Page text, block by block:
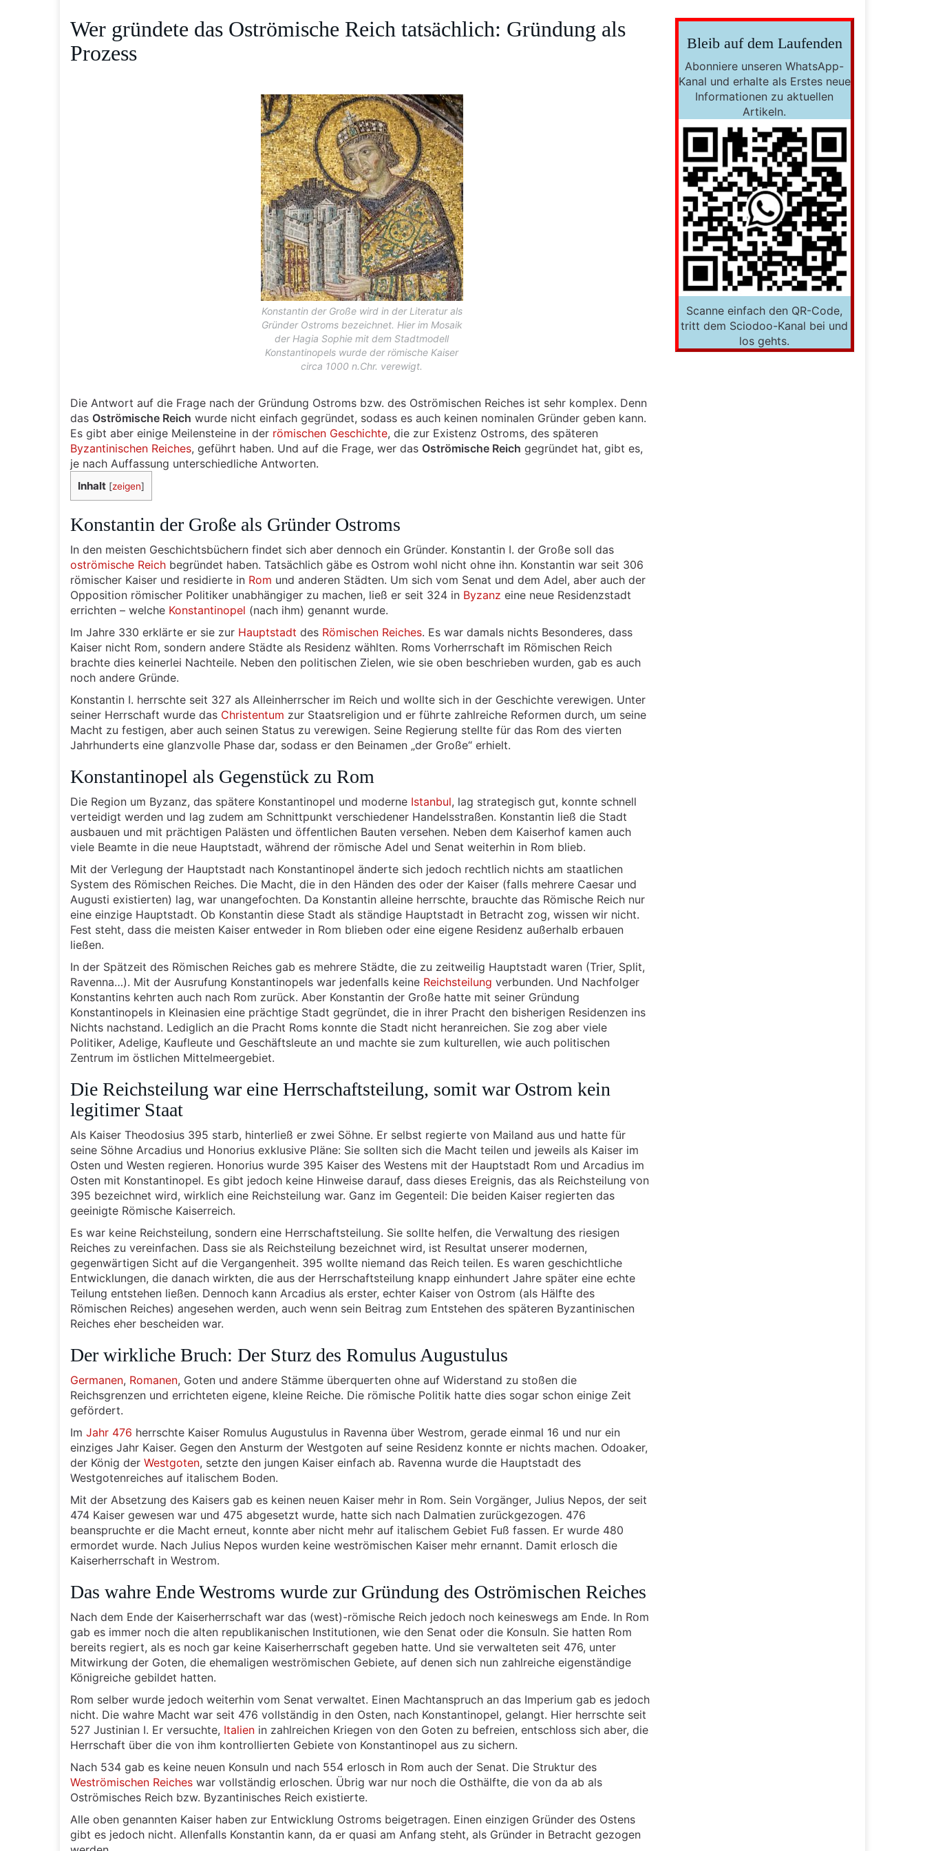
Wer gründete das Oströmische Reich tatsächlich: Gründung als
Prozess
Konstantin der Große wird in der Literatur als
Gründer Ostroms bezeichnet. Hier im Mosaik
der Hagia Sophie mit dem Stadtmodell
Konstantinopels wurde der römische Kaiser
circa 1000 n.Chr. verewigt.
Die Antwort auf die Frage nach der Gründung Ostroms bzw. des Oströmischen Reiches ist sehr komplex. Denn
das Oströmische Reich wurde nicht einfach gegründet, sodass es auch keinen nominalen Gründer geben kann.
Es gibt aber einige Meilensteine in der römischen Geschichte, die zur Existenz Ostroms, des späteren
Byzantinischen Reiches, geführt haben. Und auf die Frage, wer das Oströmische Reich gegründet hat, gibt es,
je nach Auffassung unterschiedliche Antworten.
Inhalt [zeigen]
Konstantin der Große als Gründer Ostroms
In den meisten Geschichtsbüchern findet sich aber dennoch ein Gründer. Konstantin I. der Große soll das
oströmische Reich begründet haben. Tatsächlich gäbe es Ostrom wohl nicht ohne ihn. Konstantin war seit 306
römischer Kaiser und residierte in Rom und anderen Städten. Um sich vom Senat und dem Adel, aber auch der
Opposition römischer Politiker unabhängiger zu machen, ließ er seit 324 in Byzanz eine neue Residenzstadt
errichten – welche Konstantinopel (nach ihm) genannt wurde.
Im Jahre 330 erklärte er sie zur Hauptstadt des Römischen Reiches. Es war damals nichts Besonderes, dass
Kaiser nicht Rom, sondern andere Städte als Residenz wählten. Roms Vorherrschaft im Römischen Reich
brachte dies keinerlei Nachteile. Neben den politischen Zielen, wie sie oben beschrieben wurden, gab es auch
noch andere Gründe.
Konstantin I. herrschte seit 327 als Alleinherrscher im Reich und wollte sich in der Geschichte verewigen. Unter
seiner Herrschaft wurde das Christentum zur Staatsreligion und er führte zahlreiche Reformen durch, um seine
Macht zu festigen, aber auch seinen Status zu verewigen. Seine Regierung stellte für das Rom des vierten
Jahrhunderts eine glanzvolle Phase dar, sodass er den Beinamen „der Große“ erhielt.
Konstantinopel als Gegenstück zu Rom
Die Region um Byzanz, das spätere Konstantinopel und moderne Istanbul, lag strategisch gut, konnte schnell
verteidigt werden und lag zudem am Schnittpunkt verschiedener Handelsstraßen. Konstantin ließ die Stadt
ausbauen und mit prächtigen Palästen und öffentlichen Bauten versehen. Neben dem Kaiserhof kamen auch
viele Beamte in die neue Hauptstadt, während der römische Adel und Senat weiterhin in Rom blieb.
Mit der Verlegung der Hauptstadt nach Konstantinopel änderte sich jedoch rechtlich nichts am staatlichen
System des Römischen Reiches. Die Macht, die in den Händen des oder der Kaiser (falls mehrere Caesar und
Augusti existierten) lag, war unangefochten. Da Konstantin alleine herrschte, brauchte das Römische Reich nur
eine einzige Hauptstadt. Ob Konstantin diese Stadt als ständige Hauptstadt in Betracht zog, wissen wir nicht.
Fest steht, dass die meisten Kaiser entweder in Rom blieben oder eine eigene Residenz außerhalb erbauen
ließen.
In der Spätzeit des Römischen Reiches gab es mehrere Städte, die zu zeitweilig Hauptstadt waren (Trier, Split,
Ravenna…). Mit der Ausrufung Konstantinopels war jedenfalls keine Reichsteilung verbunden. Und Nachfolger
Konstantins kehrten auch nach Rom zurück. Aber Konstantin der Große hatte mit seiner Gründung
Konstantinopels in Kleinasien eine prächtige Stadt gegründet, die in ihrer Pracht den bisherigen Residenzen ins
Nichts nachstand. Lediglich an die Pracht Roms konnte die Stadt nicht heranreichen. Sie zog aber viele
Politiker, Adelige, Kaufleute und Geschäftsleute an und machte sie zum kulturellen, wie auch politischen
Zentrum im östlichen Mittelmeergebiet.
Die Reichsteilung war eine Herrschaftsteilung, somit war Ostrom kein
legitimer Staat
Als Kaiser Theodosius 395 starb, hinterließ er zwei Söhne. Er selbst regierte von Mailand aus und hatte für
seine Söhne Arcadius und Honorius exklusive Pläne: Sie sollten sich die Macht teilen und jeweils als Kaiser im
Osten und Westen regieren. Honorius wurde 395 Kaiser des Westens mit der Hauptstadt Rom und Arcadius im
Osten mit Konstantinopel. Es gibt jedoch keine Hinweise darauf, dass dieses Ereignis, das als Reichsteilung von
395 bezeichnet wird, wirklich eine Reichsteilung war. Ganz im Gegenteil: Die beiden Kaiser regierten das
geeinigte Römische Kaiserreich.
Es war keine Reichsteilung, sondern eine Herrschaftsteilung. Sie sollte helfen, die Verwaltung des riesigen
Reiches zu vereinfachen. Dass sie als Reichsteilung bezeichnet wird, ist Resultat unserer modernen,
gegenwärtigen Sicht auf die Vergangenheit. 395 wollte niemand das Reich teilen. Es waren geschichtliche
Entwicklungen, die danach wirkten, die aus der Herrschaftsteilung knapp einhundert Jahre später eine echte
Teilung entstehen ließen. Dennoch kann Arcadius als erster, echter Kaiser von Ostrom (als Hälfte des
Römischen Reiches) angesehen werden, auch wenn sein Beitrag zum Entstehen des späteren Byzantinischen
Reiches eher bescheiden war.
Der wirkliche Bruch: Der Sturz des Romulus Augustulus
Germanen, Romanen, Goten und andere Stämme überquerten ohne auf Widerstand zu stoßen die
Reichsgrenzen und errichteten eigene, kleine Reiche. Die römische Politik hatte dies sogar schon einige Zeit
gefördert.
Im Jahr 476 herrschte Kaiser Romulus Augustulus in Ravenna über Westrom, gerade einmal 16 und nur ein
einziges Jahr Kaiser. Gegen den Ansturm der Westgoten auf seine Residenz konnte er nichts machen. Odoaker,
der König der Westgoten, setzte den jungen Kaiser einfach ab. Ravenna wurde die Hauptstadt des
Westgotenreiches auf italischem Boden.
Mit der Absetzung des Kaisers gab es keinen neuen Kaiser mehr in Rom. Sein Vorgänger, Julius Nepos, der seit
474 Kaiser gewesen war und 475 abgesetzt wurde, hatte sich nach Dalmatien zurückgezogen. 476
beanspruchte er die Macht erneut, konnte aber nicht mehr auf italischem Gebiet Fuß fassen. Er wurde 480
ermordet wurde. Nach Julius Nepos wurden keine weströmischen Kaiser mehr ernannt. Damit erlosch die
Kaiserherrschaft in Westrom.
Das wahre Ende Westroms wurde zur Gründung des Oströmischen Reiches
Nach dem Ende der Kaiserherrschaft war das (west)-römische Reich jedoch noch keineswegs am Ende. In Rom
gab es immer noch die alten republikanischen Institutionen, wie den Senat oder die Konsuln. Sie hatten Rom
bereits regiert, als es noch gar keine Kaiserherrschaft gegeben hatte. Und sie verwalteten seit 476, unter
Mitwirkung der Goten, die ehemaligen weströmischen Gebiete, auf denen sich nun zahlreiche eigenständige
Königreiche gebildet hatten.
Rom selber wurde jedoch weiterhin vom Senat verwaltet. Einen Machtanspruch an das Imperium gab es jedoch
nicht. Die wahre Macht war seit 476 vollständig in den Osten, nach Konstantinopel, gelangt. Hier herrschte seit
527 Justinian I. Er versuchte, Italien in zahlreichen Kriegen von den Goten zu befreien, entschloss sich aber, die
Herrschaft über die von ihm kontrollierten Gebiete von Konstantinopel aus zu sichern.
Nach 534 gab es keine neuen Konsuln und nach 554 erlosch in Rom auch der Senat. Die Struktur des
Weströmischen Reiches war vollständig erloschen. Übrig war nur noch die Osthälfte, die von da ab als
Oströmisches Reich bzw. Byzantinisches Reich existierte.
Alle oben genannten Kaiser haben zur Entwicklung Ostroms beigetragen. Einen einzigen Gründer des Ostens
gibt es jedoch nicht. Allenfalls Konstantin kann, da er quasi am Anfang steht, als Gründer in Betracht gezogen
Bleib auf dem Laufenden
Abonniere unseren WhatsApp-
Kanal und erhalte als Erstes neue
Informationen zu aktuellen
Artikeln.
Scanne einfach den QR-Code,
tritt dem Sciodoo-Kanal bei und
los gehts.